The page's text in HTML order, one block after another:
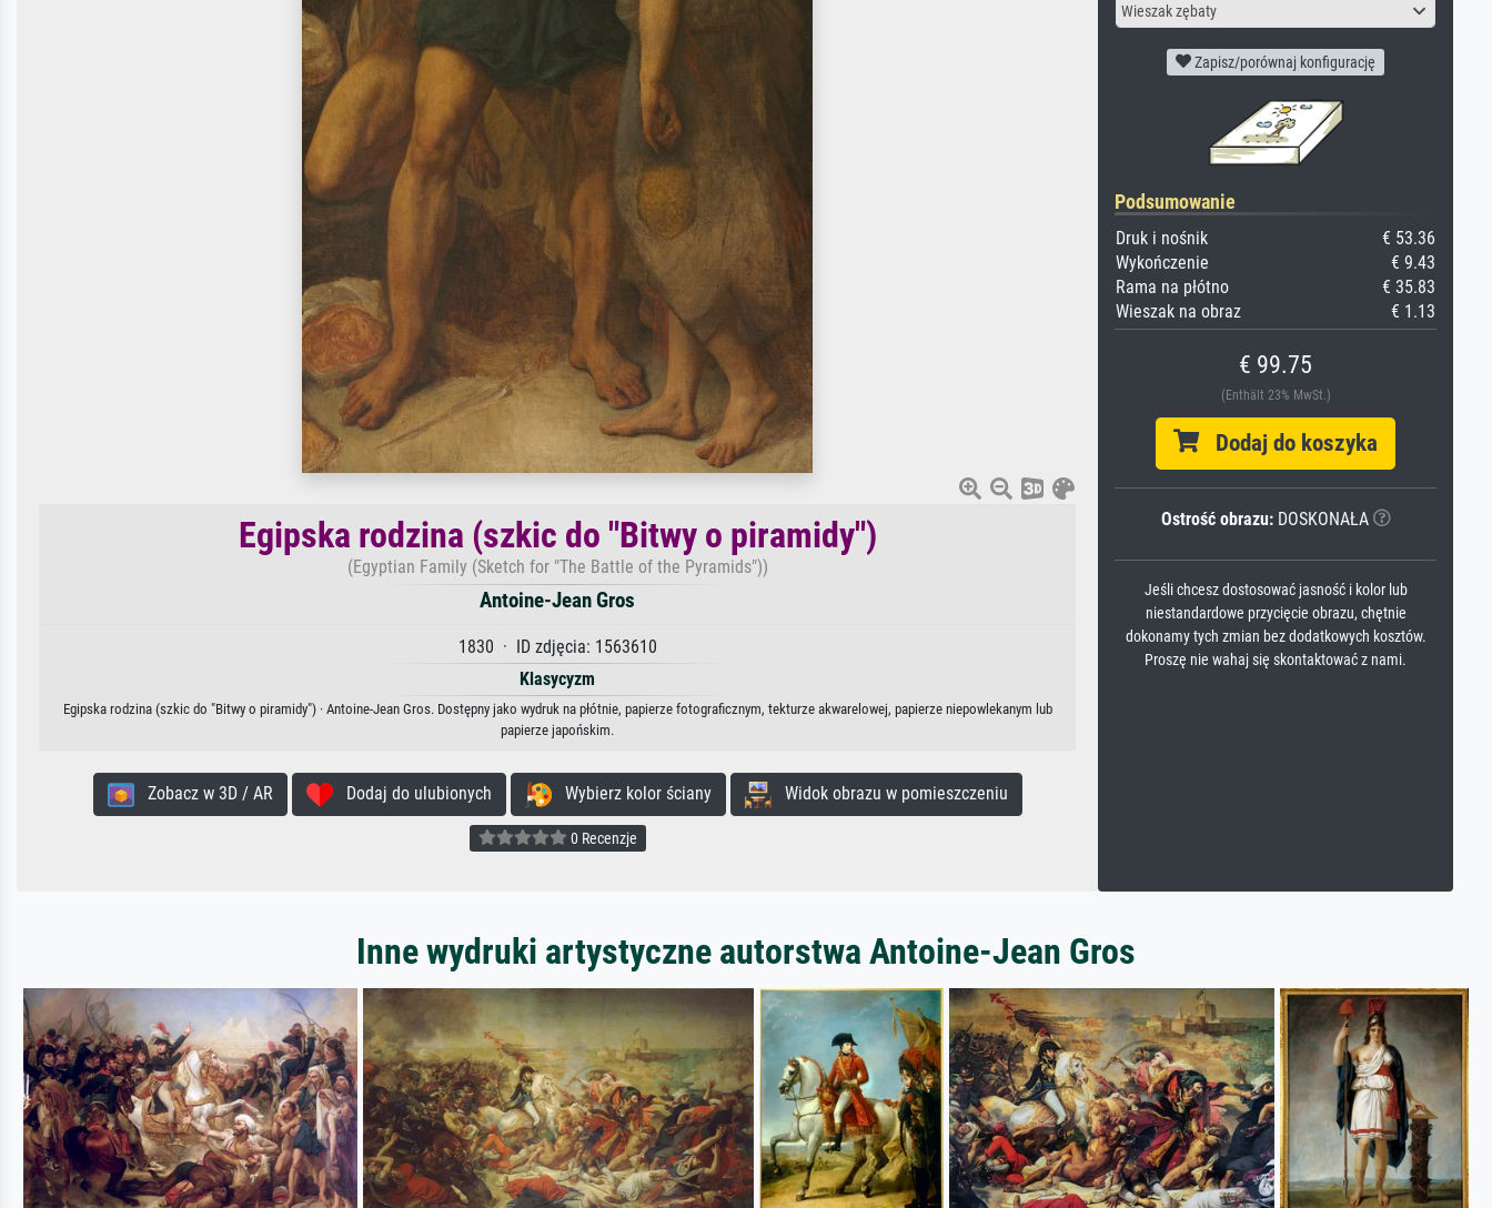
Egipska rodzina (szkic do "Bitwy o piramidy")
(Egyptian Family (Sketch for "The Battle of the Pyramids"))
Antoine-Jean Gros
1830 · ID zdjęcia: 1563610
Klasycyzm
Egipska rodzina (szkic do "Bitwy o piramidy") · Antoine-Jean Gros. Dostępny jako wydruk na płótnie, papierze fotograficznym, tekturze akwarelowej, papierze niepowlekanym lub
papierze japońskim.
Zobacz w 3D / AR Dodaj do ulubionych Wybierz kolor ściany Widok obrazu w pomieszczeniu
0 Recenzje
Wieszak zębaty
Zapisz/porównaj konfigurację
Podsumowanie
Druk i nośnik
€ 53.36
Wykończenie
€ 9.43
Rama na płótno
€ 35.83
Wieszak na obraz
€ 1.13
€ 99.75
(Enthält 23% MwSt.)
Dodaj do koszyka
Ostrość obrazu:DOSKONAŁA
Jeśli chcesz dostosować jasność i kolor lub
niestandardowe przycięcie obrazu, chętnie
dokonamy tych zmian bez dodatkowych kosztów.
Proszę nie wahaj się skontaktować z nami.
Inne wydruki artystyczne autorstwa Antoine-Jean Gros